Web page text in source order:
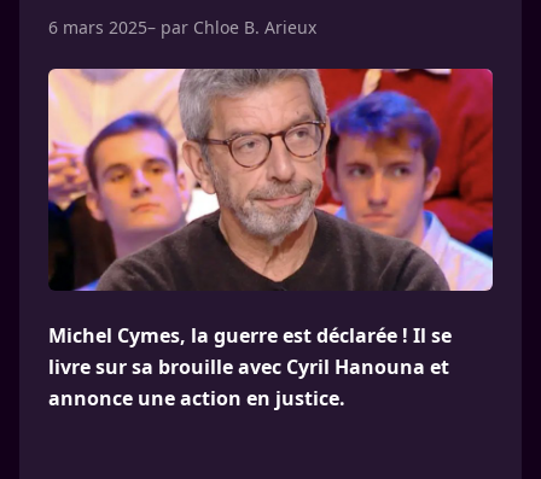
6 mars 2025– par Chloe B. Arieux
Michel Cymes, la guerre est déclarée ! Il se
livre sur sa brouille avec Cyril Hanouna et
annonce une action en justice.